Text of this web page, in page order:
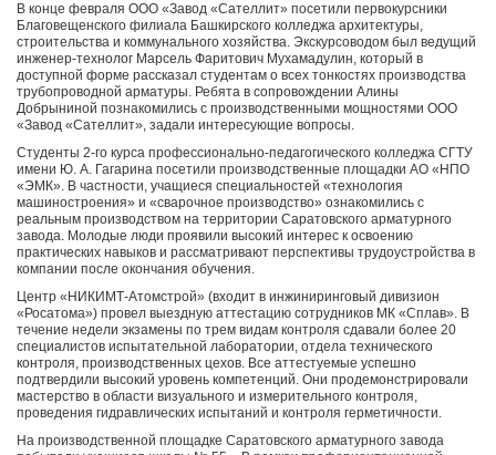
В конце февраля ООО «Завод «Сателлит» посетили первокурсники
Благовещенского филиала Башкирского колледжа архитектуры,
строительства и коммунального хозяйства. Экскурсоводом был ведущий
инженер-технолог Марсель Фаритович Мухамадулин, который в
доступной форме рассказал студентам о всех тонкостях производства
трубопроводной арматуры. Ребята в сопровождении Алины
Добрыниной познакомились с производственными мощностями ООО
«Завод «Сателлит», задали интересующие вопросы.
Студенты 2-го курса профессионально-педагогического колледжа СГТУ
имени Ю. А. Гагарина посетили производственные площадки АО «НПО
«ЭМК». В частности, учащиеся специальностей «технология
машиностроения» и «сварочное производство» ознакомились с
реальным производством на территории Саратовского арматурного
завода. Молодые люди проявили высокий интерес к освоению
практических навыков и рассматривают перспективы трудоустройства в
компании после окончания обучения.
Центр «НИКИМТ-Атомстрой» (входит в инжиниринговый дивизион
«Росатома») провел выездную аттестацию сотрудников МК «Сплав». В
течение недели экзамены по трем видам контроля сдавали более 20
специалистов испытательной лаборатории, отдела технического
контроля, производственных цехов. Все аттестуемые успешно
подтвердили высокий уровень компетенций. Они продемонстрировали
мастерство в области визуального и измерительного контроля,
проведения гидравлических испытаний и контроля герметичности.
На производственной площадке Саратовского арматурного завода